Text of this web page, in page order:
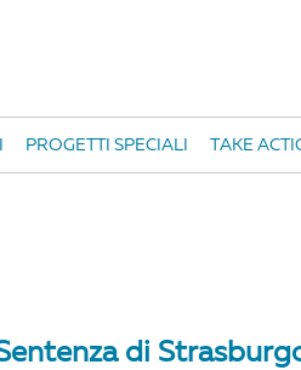
PROGETTI SPECIALI TAKE
di